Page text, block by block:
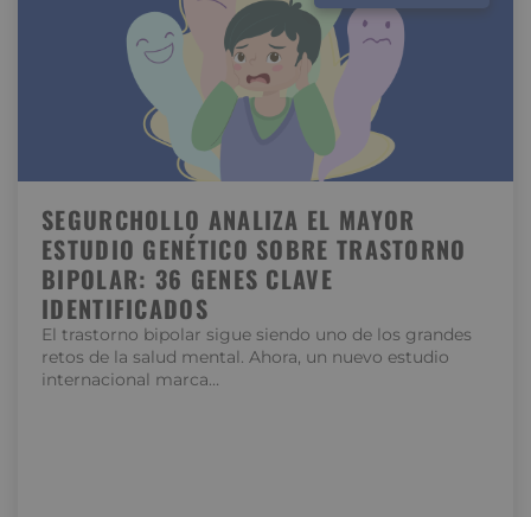
SEGURCHOLLO ANALIZA EL MAYOR
ESTUDIO GENÉTICO SOBRE TRASTORNO
BIPOLAR: 36 GENES CLAVE
IDENTIFICADOS
El trastorno bipolar sigue siendo uno de los grandes
retos de la salud mental. Ahora, un nuevo estudio
internacional marca…